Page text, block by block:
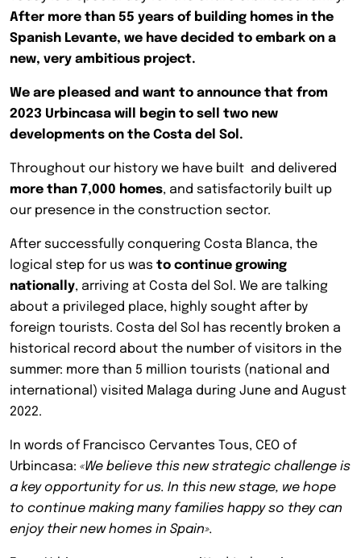
After more than 55 years of building homes in the
Spanish Levante, we have decided to embark on a
new, very ambitious project.
We are pleased and want to announce that from
2023 Urbincasa will begin to sell two new
developments on the Costa del Sol.
Throughout our history we have built and delivered
more than 7,000 homes, and satisfactorily built up
our presence in the construction sector.
After successfully conquering Costa Blanca, the
logical step for us was to continue growing
nationally, arriving at Costa del Sol. We are talking
about a privileged place, highly sought after by
foreign tourists. Costa del Sol has recently broken a
historical record about the number of visitors in the
summer: more than 5 million tourists (national and
international) visited Malaga during June and August
2022.
In words of Francisco Cervantes Tous, CEO of
Urbincasa: «We believe this new strategic challenge is
a key opportunity for us. In this new stage, we hope
to continue making many families happy so they can
enjoy their new homes in Spain».